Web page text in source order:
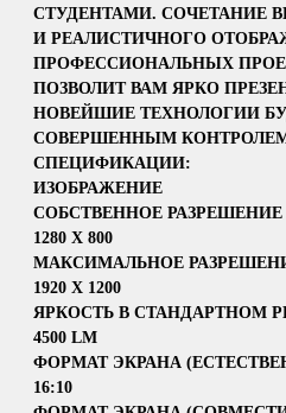
СТУДЕНТАМИ. СОЧЕТАНИЕ
И РЕАЛИСТИЧНОГО
ПРОФЕССИОНАЛЬНЫХ
ПОЗВОЛИТ ВАМ ЯРКО
НОВЕЙШИЕ ТЕХНОЛОГИИ
СОВЕРШЕННЫМ
СПЕЦИФИКАЦИИ:
ИЗОБРАЖЕНИЕ
СОБСТВЕННОЕ РАЗРЕШЕНИЕ
1280 X 800
МАКСИМАЛЬНОЕ
1920 X 1200
ЯРКОСТЬ В СТАНДАРТНОМ
4500 LM
ФОРМАТ ЭКРАНА
16:10